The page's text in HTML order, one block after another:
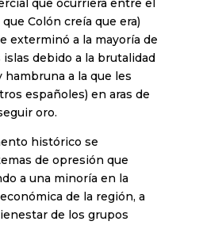
que ocurriera entre el
Colón creía que era)
exterminó a la mayoría de
debido a la brutalidad
a la que les
españoles) en aras de
oro.
histórico se
de opresión que
a una minoría en la
de la región, a
de los grupos